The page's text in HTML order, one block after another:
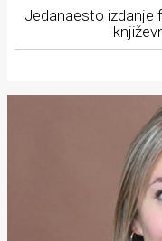
Jedanaesto izdanje